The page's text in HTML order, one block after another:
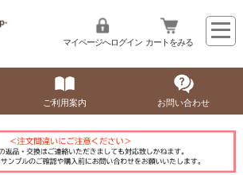
マイページへログイン カートをみる
ご利用案内 お問い合わせ